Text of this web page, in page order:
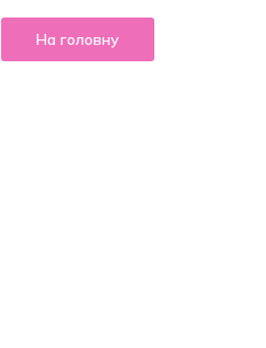
На головну